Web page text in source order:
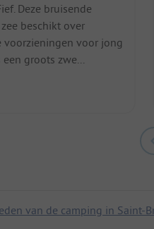
Deze bruisende
beschikt over
voorzieningen voor jong
groots zwe...
van de camping in Saint-